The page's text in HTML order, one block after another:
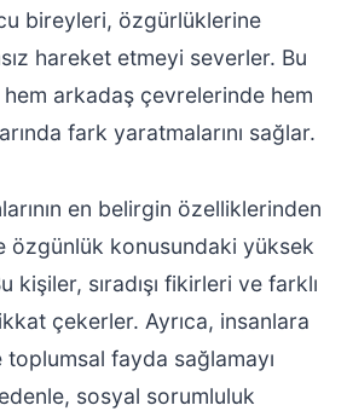
bireyleri, özgürlüklerine
hareket etmeyi severler. Bu
hem arkadaş çevrelerinde hem
fark yaratmalarını sağlar.
en belirgin özelliklerinden
özgünlük konusundaki yüksek
kişiler, sıradışı fikirleri ve farklı
çekerler. Ayrıca, insanlara
toplumsal fayda sağlamayı
sosyal sorumluluk